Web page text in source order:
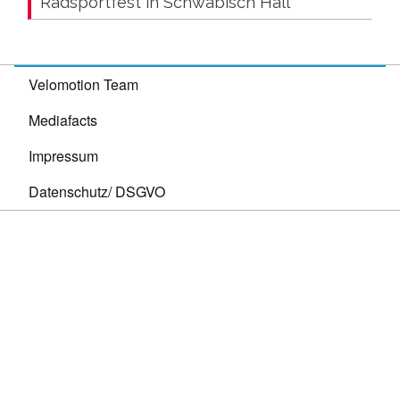
Velomotion Team
Mediafacts
Impressum
Datenschutz/ DSGVO